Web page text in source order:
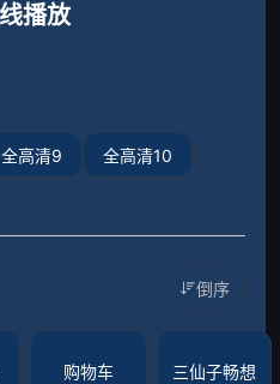
播放
全高清9 全高清10
倒序
购物车 三仙子畅想